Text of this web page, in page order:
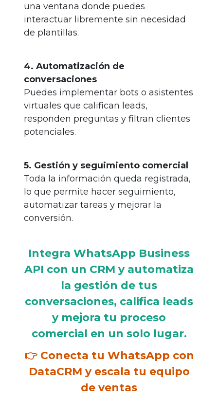
una ventana donde puedes
interactuar libremente sin necesidad
de plantillas.
4. Automatización de
conversaciones
Puedes implementar bots o asistentes
virtuales que califican leads,
responden preguntas y filtran clientes
potenciales.
5. Gestión y seguimiento comercial
Toda la información queda registrada,
lo que permite hacer seguimiento,
automatizar tareas y mejorar la
conversión.
Integra WhatsApp Business
API con un CRM y automatiza
la gestión de tus
conversaciones, califica leads
y mejora tu proceso
comercial en un solo lugar.
👉 Conecta tu WhatsApp con
DataCRM y escala tu equipo
de ventas